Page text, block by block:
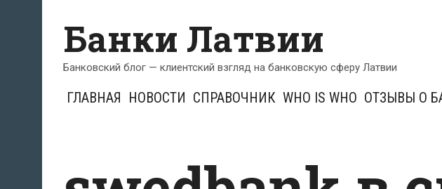
содержимому
Банки Латвии
Банковский блог — клиентский взгляд на банковскую сферу Латвии
ГЛАВНАЯ НОВОСТИ СПРАВОЧНИК WHO IS WHO ОТЗЫВЫ О